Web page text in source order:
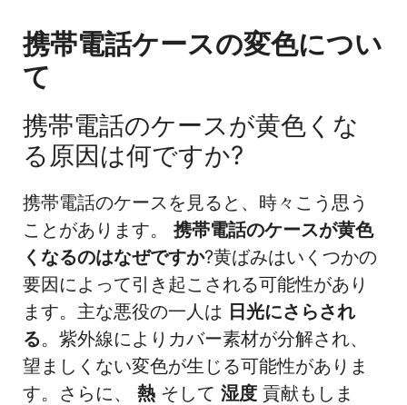
携帯電話ケースの変色につい
て
携帯電話のケースが黄色くな
る原因は何ですか?
携帯電話のケースを見ると、時々こう思う
ことがあります。 携帯電話のケースが黄色
くなるのはなぜですか?黄ばみはいくつかの
要因によって引き起こされる可能性があり
ます。主な悪役の一人は 日光にさらされ
る。紫外線によりカバー素材が分解され、
望ましくない変色が生じる可能性がありま
す。さらに、 熱 そして 湿度 貢献もしま